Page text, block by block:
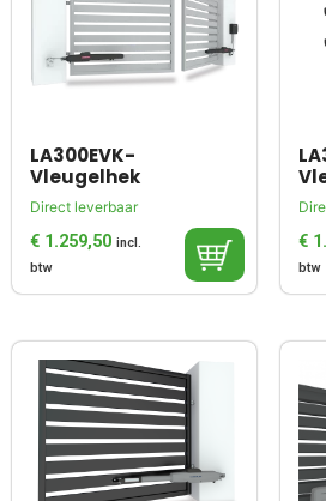
LA300EVK-
Vleugelhek
Direct leverbaar
€ 1.259,50 incl.
btw
€
btw